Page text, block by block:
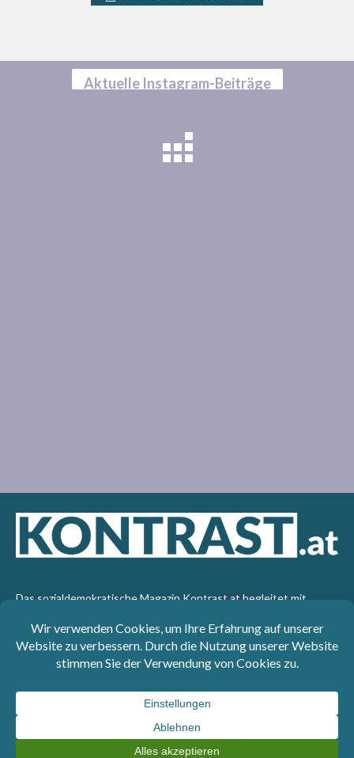
Aktuelle Instagram-Beiträge
Das sozialdemokratische Magazin Kontrast.at begleitet mit
Gesellschaft, Staat und Wirtschaft von einem progressiven,
emanzipatorischen Standpunkt aus. Kontrast wirft den Blick der
sozialen Gerechtigkeit auf die Welt.
: SPÖ-Klub - 1017 Wien - Telefon: +43 1 40110-
3393 - e-mail: redaktion@kontrast.at -
Datenschutzerklärung